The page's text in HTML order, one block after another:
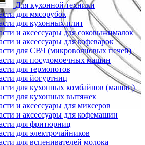
Для кухонной техники
для мясорубок
для кухонных плит
и аксессуары для соковыжималок
и аксессуары для кофеварок
для СВЧ (микроволновых печей)
для посудомоечных машин
для термопотов
для йогуртниц
для кухонных комбайнов (машин)
для кухонных вытяжек
и аксессуары для миксеров
и аксессуары для кофемашин
для фритюрниц
для электрочайников
для вспенивателей молока